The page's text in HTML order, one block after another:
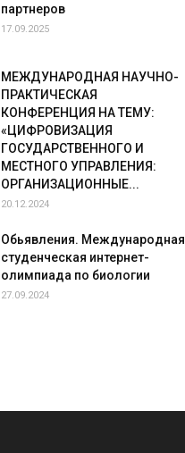
партнеров
17.09.2025
МЕЖДУНАРОДНАЯ НАУЧНО-
ПРАКТИЧЕСКАЯ
КОНФЕРЕНЦИЯ НА ТЕМУ:
«ЦИФРОВИЗАЦИЯ
ГОСУДАРСТВЕННОГО И
МЕСТНОГО УПРАВЛЕНИЯ:
ОРГАНИЗАЦИОННЫЕ...
20.12.2024
Обьявления. Международная
студенческая интернет-
олимпиада по биологии
27.09.2024